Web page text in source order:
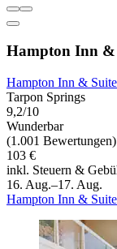
Hampton Inn &
Hampton Inn &
Tarpon Springs
9,2/10
Wunderbar
(1.001 Bewertungen)
103 €
inkl. Steuern &
16. Aug.–17. Aug.
Hampton Inn &